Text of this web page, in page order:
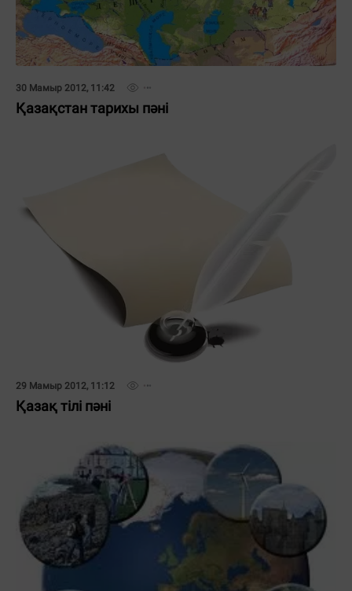
30 Мамыр 2012, 11:42
Қазақстан тарихы пәні
29 Мамыр 2012, 11:12
Қазақ тілі пәні